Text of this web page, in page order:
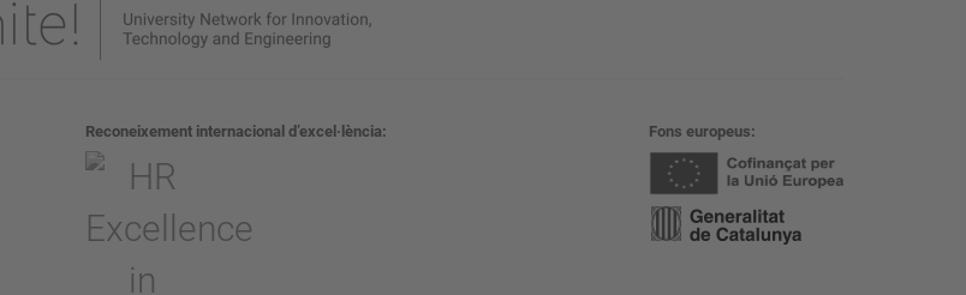
Reconeixement internacional d’excel·lència Fons europeus